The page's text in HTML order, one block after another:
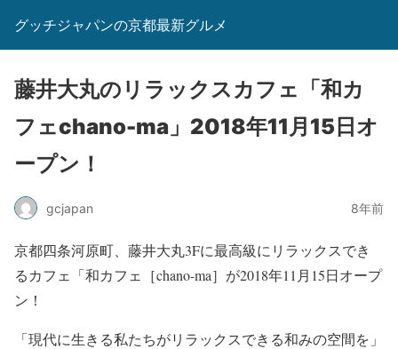
グッチジャパンの京都最新グルメ
藤井大丸のリラックスカフェ「和カ
フェchano-ma」2018年11月15日オ
ープン！
gcjapan 8年前
京都四条河原町、藤井大丸3Fに最高級にリラックスでき
るカフェ「和カフェ［chano-ma］が2018年11月15日オープ
ン！
「現代に生きる私たちがリラックスできる和みの空間を」